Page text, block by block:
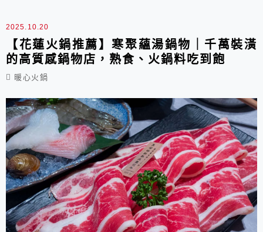
他們的醬皇花雕雞煲，味道濃郁滿滿酒香，且營業
時間到晚上10點，有時想來個宵夜場也沒問...
2025.10.20
【花蓮火鍋推薦】寒聚蘊湯鍋物｜千萬裝潢
的高質感鍋物店，熟食、火鍋料吃到飽
暖心火鍋